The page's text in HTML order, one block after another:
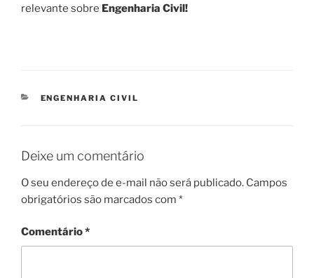
relevante sobre Engenharia Civil!
CATEGORIAS
ENGENHARIA CIVIL
Deixe um comentário
O seu endereço de e-mail não será publicado. Campos
obrigatórios são marcados com *
Comentário*